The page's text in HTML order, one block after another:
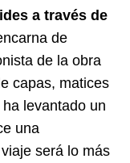
a través de
de
de la obra
capas, matices
levantado un
una
será lo más